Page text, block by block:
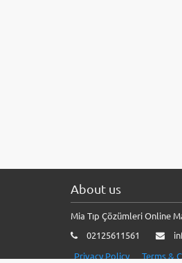
About us
Mia Tıp Çözümleri Online
02125611561
Privacy Policy
Terms &